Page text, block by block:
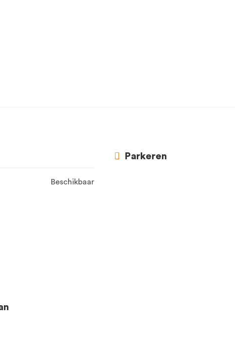
Beschikbaar
Parkeren